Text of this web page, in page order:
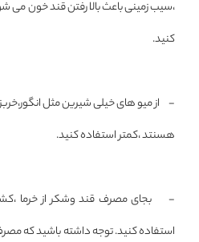
،سیب زمینی باعث بالا رفتن قند خون می
کنید.
- از میو های خیلی شیرین مثل
هسنتد ،کمتر استفاده کنید.
- بجای مصرف قند وشکر از خرما
استفاده کنید. توجه داشته باشید که